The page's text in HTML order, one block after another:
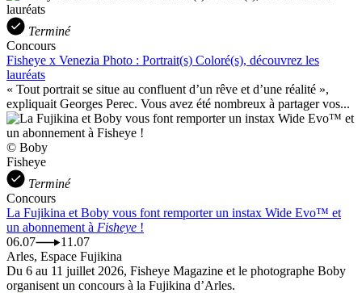
Terminé
Concours
Fisheye x Venezia Photo : Portrait(s) Coloré(s), découvrez les
lauréats
« Tout portrait se situe au confluent d’un rêve et d’une réalité »,
expliquait Georges Perec. Vous avez été nombreux à partager vos...
© Boby
Fisheye
Terminé
Concours
La Fujikina et Boby vous font remporter un instax Wide Evo™ et
un abonnement à Fisheye !
06.07
11.07
Arles, Espace Fujikina
Du 6 au 11 juillet 2026, Fisheye Magazine et le photographe Boby
organisent un concours à la Fujikina d’Arles.